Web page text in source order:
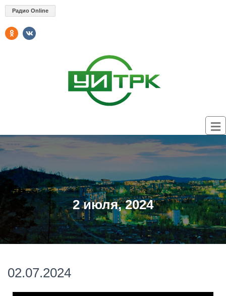
Радио Online
2 июля, 2024
02.07.2024